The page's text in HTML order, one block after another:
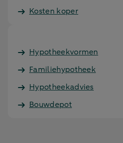
Kosten koper
Hypotheekvormen
Familiehypotheek
Hypotheekadvies
Bouwdepot